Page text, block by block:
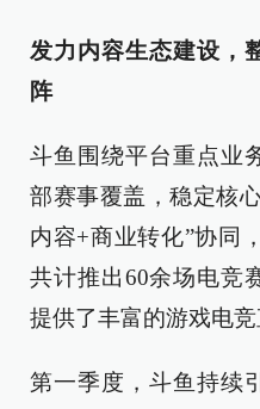
发力内容生态建设，
阵
斗鱼围绕平台重点业
部赛事覆盖，稳定核
内容+商业转化”协同
共计推出60余场电竞
提供了丰富的游戏电竞
第一季度，斗鱼持续